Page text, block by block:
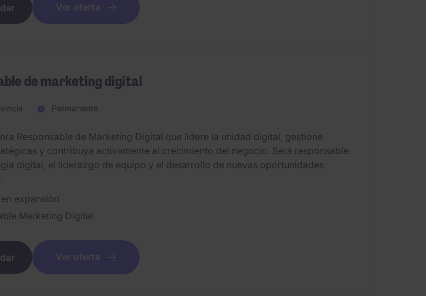
Ver oferta
de marketing digital
Permanente
a Responsable de Marketing Digital que lidere la unidad digital, gestione
y contribuya activamente al crecimiento del negocio. Será responsable
digital, el liderazgo de equipo y el desarrollo de nuevas oportunidades
expansión
Marketing Digital
Ver oferta